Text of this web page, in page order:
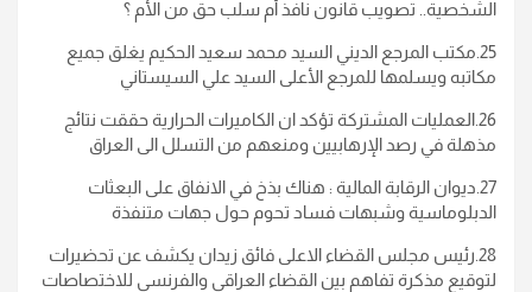
الشخصية.. تصويب قانون نافذ أم سلب حق من الأم ؟
25.مكتب المرجع الديني السيد محمد سعيد الحكيم يغلق جميع
مكاتبه ويسلمها للمرجع الأعلى السيد علي السيستاني
26.العمليات المشتركة تؤكد ان الكاميرات الحرارية حققت نتائج
مذهلة في رصد الإرهابيين ومنعهم من التسلل الى العراق
27.ديوان الرقابة المالية : هناك بذخ في الانفاق على البعثات
الدبلوماسية وشبهات فساد تحوم حول جهات متنفذة
28.رئيس مجلس القضاء الاعلى فائق زيدان يكشف عن تحضيرات
لتوقيع مذكرة تفاهم بين القضاء العراقي والفرنسي للاختصاصات